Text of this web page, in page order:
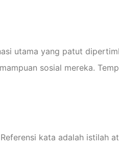
utama yang patut
sosial mereka.
kata adalah istilah